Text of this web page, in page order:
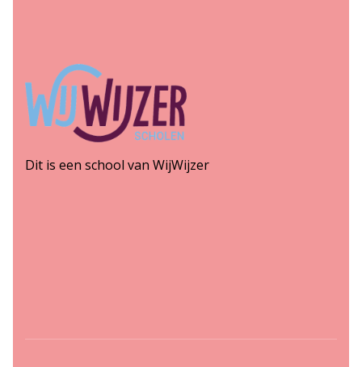
Dit is een school van WijWijzer